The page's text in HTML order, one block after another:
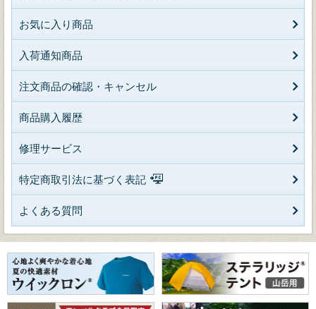
お気に入り商品
入荷通知商品
注文商品の確認・キャンセル
商品購入履歴
修理サービス
特定商取引法に基づく表記
よくある質問